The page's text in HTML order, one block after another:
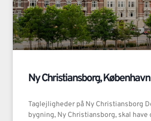
Ny Christiansborg, København
Taglejligheder på Ny Christiansborg
bygning, Ny Christiansborg, skal have